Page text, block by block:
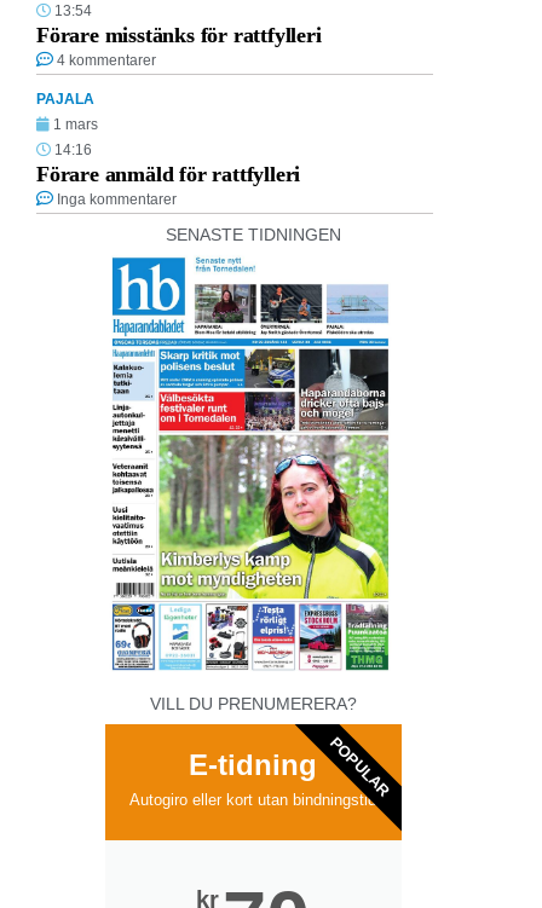
13:54
Förare misstänks för rattfylleri
4 kommentarer
PAJALA
1 mars
14:16
Förare anmäld för rattfylleri
Inga kommentarer
SENASTE TIDNINGEN
VILL DU PRENUMERERA?
E-tidning
Autogiro eller kort utan bindningstid
kr
POPULAR